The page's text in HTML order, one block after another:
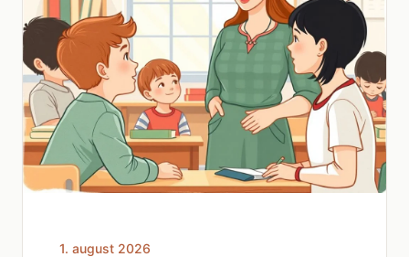
1. august 2026